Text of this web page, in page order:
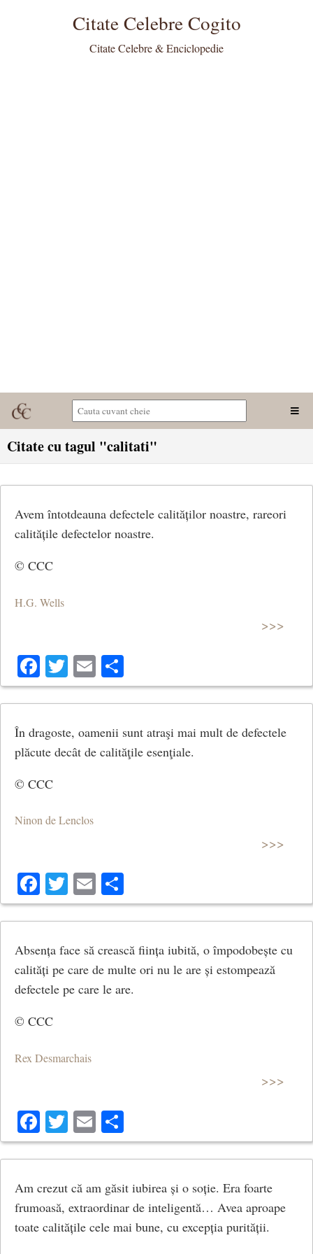
Citate Celebre Cogito
Citate Celebre & Enciclopedie
Citate cu tagul "calitati"
Avem întotdeauna defectele calităților noastre, rareori
calitățile defectelor noastre.
© CCC
H.G. Wells
>>>
Facebook
Twitter
Email
În dragoste, oamenii sunt atraşi mai mult de defectele
plăcute decât de calităţile esenţiale.
© CCC
Ninon de Lenclos
>>>
Facebook
Twitter
Email
Absența face să crească ființa iubită, o împodobește cu
calități pe care de multe ori nu le are și estompează
defectele pe care le are.
© CCC
Rex Desmarchais
>>>
Facebook
Twitter
Email
Am crezut că am găsit iubirea și o soție. Era foarte
frumoasă, extraordinar de inteligentă… Avea aproape
toate calitățile cele mai bune, cu excepția purității.